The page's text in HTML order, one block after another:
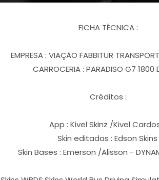
FICHA TÉCNICA :
EMPRESA : VIAÇÃO FABBITUR
CARROCERIA : PARADISO G7 1800
Créditos :
App : Kivel Skinz /Kivel
Skin editadas : Edson Skins
Skin Bases : Emerson /Alisson -